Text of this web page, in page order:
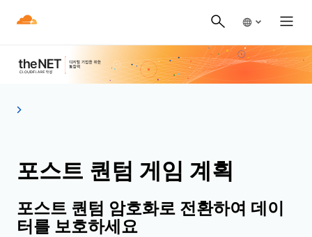
포스트 퀀텀 게임 계획
포스트 퀀텀 암호화로 전환하여 데이
터를 보호하세요